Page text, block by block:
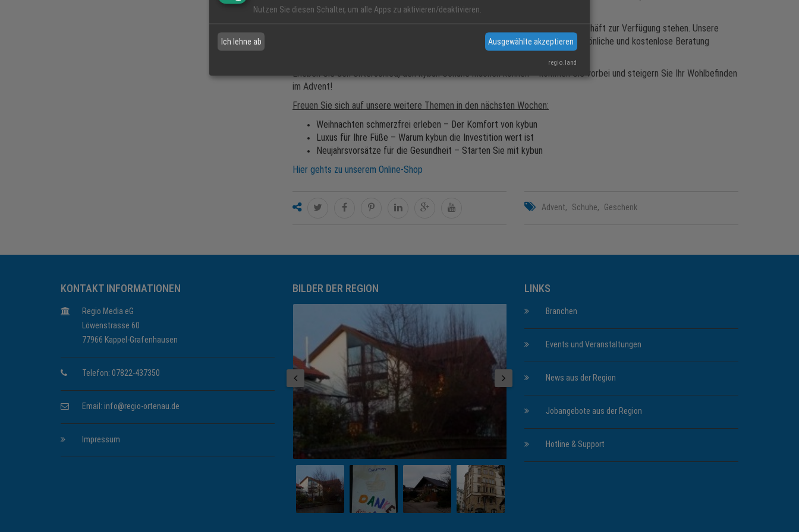
Jahreszeit aktiv bleiben möchten.
Besuchen Sie uns in Offenburg, wo Ihnen zwei Kundenparkplätze direkt am Geschäft zur Verfügung stehen. Unsere
Öffnungszeiten sind Montag bis Samstag von 09:30 bis 18:00 Uhr. Für eine persönliche und kostenlose Beratung
Erleben Sie den Unterschied, den kybun Schuhe machen können – kommen Sie vorbei und steigern Sie Ihr Wohlbefinden
im Advent!
Freuen Sie sich auf unsere weitere Themen in den nächsten Wochen:
Weihnachten schmerzfrei erleben – Der Komfort von kybun
Luxus für Ihre Füße – Warum kybun die Investition wert ist
Neujahrsvorsätze für die Gesundheit – Starten Sie mit kybun
Hier gehts zu unserem Online-Shop
Advent Schuhe Geschenk
KONTAKT INFORMATIONEN
Regio Media eG
Löwenstrasse 60
77966 Kappel-Grafenhausen
Telefon: 07822-437350
Email: info@regio-ortenau.de
Impressum
BILDER DER REGION LINKS
Branchen
Events und Veranstaltungen
News aus der Region
Jobangebote aus der Region
Hotline & Support
Nutzen Sie diesen Schalter, um alle Apps zu aktivieren/deaktivieren.
Ich lehne ab Ausgewählte akzeptieren
regio.land